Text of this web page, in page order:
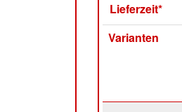
Lieferzeit*
Varianten